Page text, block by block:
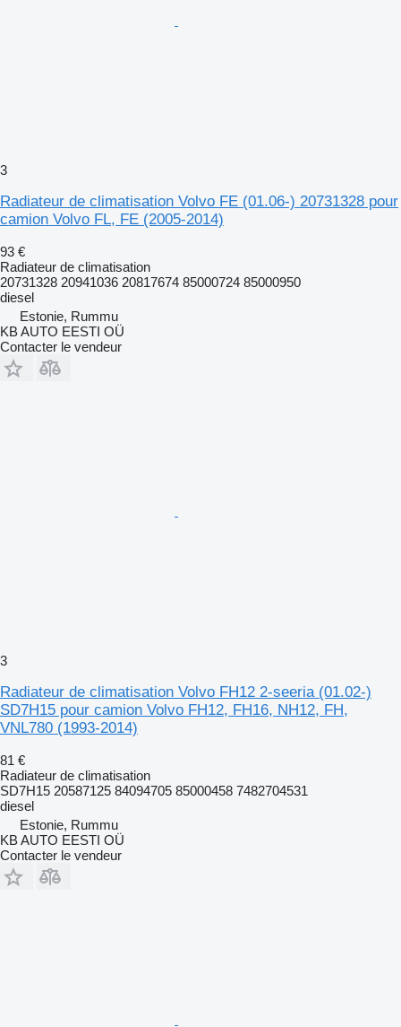
3
Radiateur de climatisation Volvo FE (01.06-) 20731328 pour
camion Volvo FL, FE (2005-2014)
93 €
Radiateur de climatisation
20731328 20941036 20817674 85000724 85000950
diesel
Estonie, Rummu
KB AUTO EESTI OÜ
Contacter le vendeur
3
Radiateur de climatisation Volvo FH12 2-seeria (01.02-)
SD7H15 pour camion Volvo FH12, FH16, NH12, FH,
VNL780 (1993-2014)
81 €
Radiateur de climatisation
SD7H15 20587125 84094705 85000458 7482704531
diesel
Estonie, Rummu
KB AUTO EESTI OÜ
Contacter le vendeur